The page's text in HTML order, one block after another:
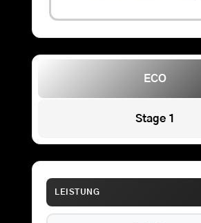
ECO
Stage 1
LEISTUNG